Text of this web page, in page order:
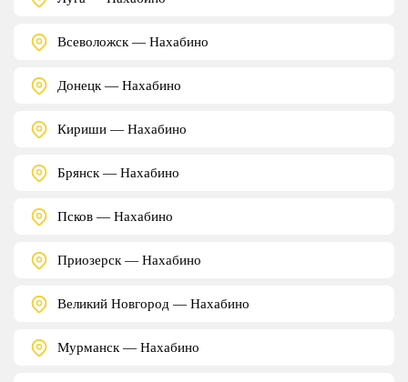
Всеволожск — Нахабино
Донецк — Нахабино
Кириши — Нахабино
Брянск — Нахабино
Псков — Нахабино
Приозерск — Нахабино
Великий Новгород — Нахабино
Мурманск — Нахабино